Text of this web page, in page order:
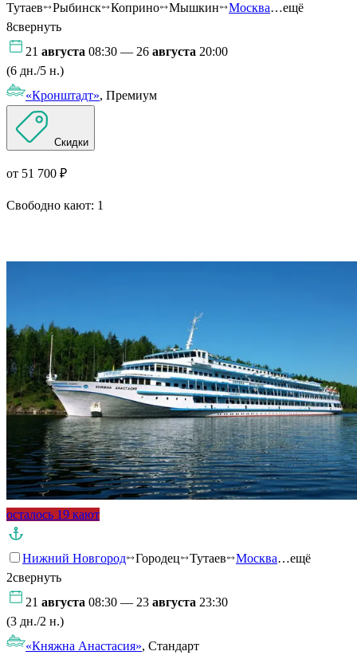
Тутаев
Рыбинск Коприно Мышкин Москва…ещё
8свернуть
21 августа 08:30 — 26 августа 20:00
(6 дн./5 н.)
«Кронштадт», Премиум
Скидки
от 51 700 ₽
Свободно кают: 1
осталось 19 кают
Нижний Новгород Городец Тутаев Москва…ещё
2свернуть
21 августа 08:30 — 23 августа 23:30
(3 дн./2 н.)
«Княжна Анастасия», Стандарт